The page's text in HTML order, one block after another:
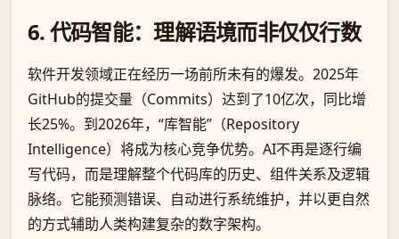
6. 代码智能：理解语境而非仅仅行数
软件开发领域正在经历一场前所未有的爆发。2025年
GitHub的提交量（Commits）达到了10亿次，同比增
长25%。到2026年，“库智能”（Repository
Intelligence）将成为核心竞争优势。AI不再是逐行编
写代码，而是理解整个代码库的历史、组件关系及逻辑
脉络。它能预测错误、自动进行系统维护，并以更自然
的方式辅助人类构建复杂的数字架构。